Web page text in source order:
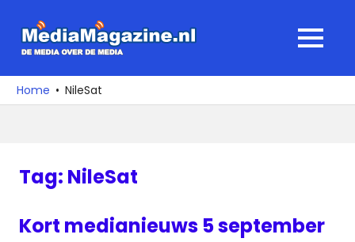
naar
media
over
MENU
Home NileSat
Tag: NileSat
Kort medianieuws 5 september